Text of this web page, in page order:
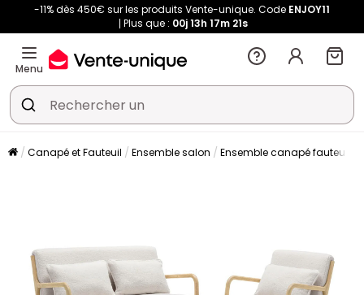
-11% dès 450€ sur les produits Vente-unique. Code ENJOY11
Plus que : 00j 13h 17m 20s
Menu
Canapé et Fauteuil Ensemble salon Ensemble canapé fauteuil